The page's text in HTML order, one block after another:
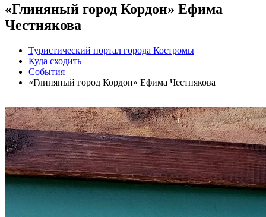
«Глиняный город Кордон» Ефима
Честнякова
Туристический портал города Костромы
Куда сходить
События
«Глиняный город Кордон» Ефима Честнякова